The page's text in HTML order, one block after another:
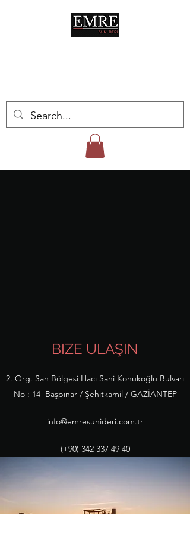
BIZE ULAŞIN
2. Org. San Bölgesi Hacı Sani Konukoğlu Bulvarı
No : 14 Başpınar / Şehitkamil / GAZİANTEP
info@emresunideri.com.tr
(+90) 342 337 49 40